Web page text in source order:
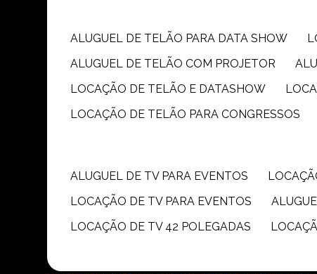
ALUGUEL DE TELÃO PARA DATA SHOW
ALUGUEL DE TELÃO COM PROJETOR
LOCAÇÃO DE TELÃO E DATASHOW
LOCAÇÃO DE TELÃO PARA CONGRESSOS
ALUGUEL DE TV PARA EVENTOS
LOCAÇÃO DE TV PARA EVENTOS
LOCAÇÃO DE TV 42 POLEGADAS